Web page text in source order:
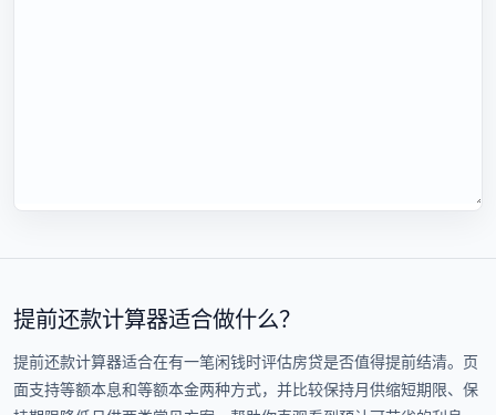
提前还款计算器适合做什么？
提前还款计算器适合在有一笔闲钱时评估房贷是否值得提前结清。页
面支持等额本息和等额本金两种方式，并比较保持月供缩短期限、保